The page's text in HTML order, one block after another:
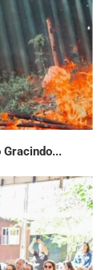
Gracindo...